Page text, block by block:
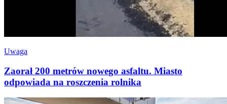
Uwaga
Zaorał 200 metrów nowego asfaltu. Miasto
odpowiada na roszczenia rolnika